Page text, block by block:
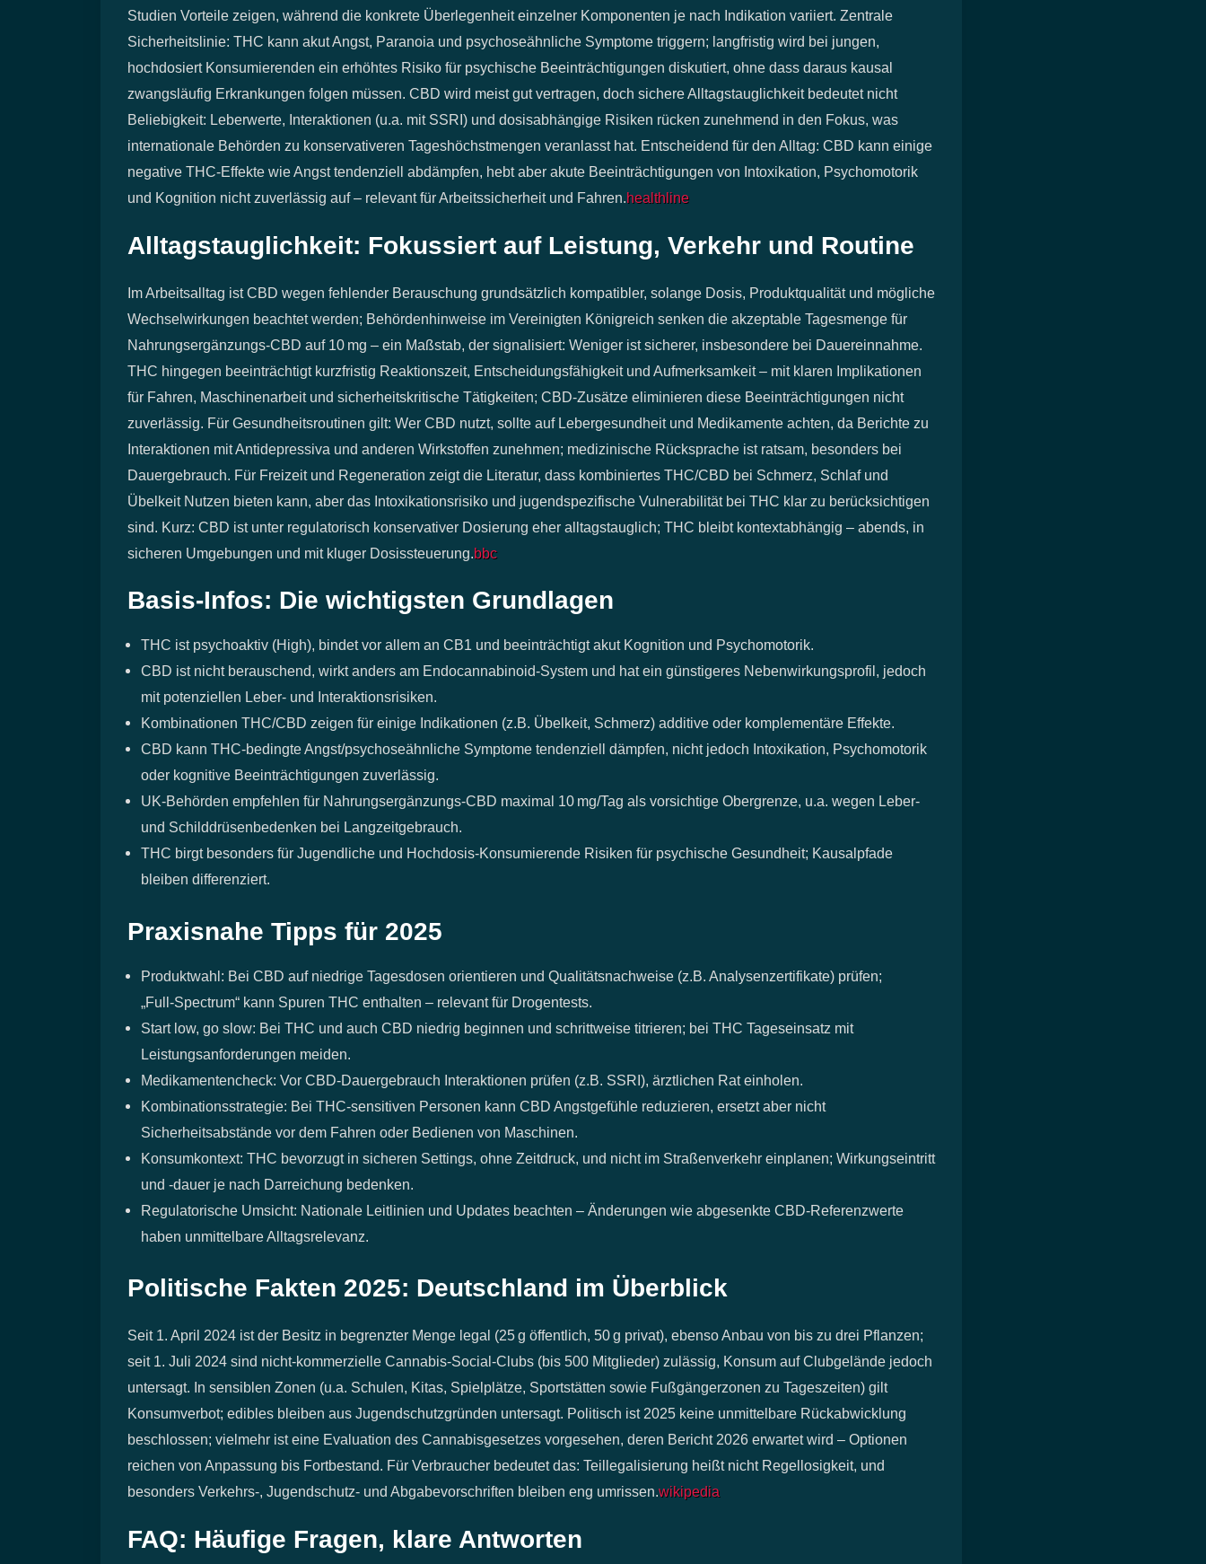
Studien Vorteile zeigen, während die konkrete Überlegenheit einzelner Komponenten je nach Indikation variiert. Zentrale
Sicherheitslinie: THC kann akut Angst, Paranoia und psychoseähnliche Symptome triggern; langfristig wird bei jungen,
hochdosiert Konsumierenden ein erhöhtes Risiko für psychische Beeinträchtigungen diskutiert, ohne dass daraus kausal
zwangsläufig Erkrankungen folgen müssen. CBD wird meist gut vertragen, doch sichere Alltagstauglichkeit bedeutet nicht
Beliebigkeit: Leberwerte, Interaktionen (u.a. mit SSRI) und dosisabhängige Risiken rücken zunehmend in den Fokus, was
internationale Behörden zu konservativeren Tageshöchstmengen veranlasst hat. Entscheidend für den Alltag: CBD kann einige
negative THC‑Effekte wie Angst tendenziell abdämpfen, hebt aber akute Beeinträchtigungen von Intoxikation, Psychomotorik
und Kognition nicht zuverlässig auf – relevant für Arbeitssicherheit und Fahren.healthline
Alltagstauglichkeit: Fokussiert auf Leistung, Verkehr und Routine
Im Arbeitsalltag ist CBD wegen fehlender Berauschung grundsätzlich kompatibler, solange Dosis, Produktqualität und mögliche
Wechselwirkungen beachtet werden; Behördenhinweise im Vereinigten Königreich senken die akzeptable Tagesmenge für
Nahrungsergänzungs‑CBD auf 10 mg – ein Maßstab, der signalisiert: Weniger ist sicherer, insbesondere bei Dauereinnahme.
THC hingegen beeinträchtigt kurzfristig Reaktionszeit, Entscheidungsfähigkeit und Aufmerksamkeit – mit klaren Implikationen
für Fahren, Maschinenarbeit und sicherheitskritische Tätigkeiten; CBD‑Zusätze eliminieren diese Beeinträchtigungen nicht
zuverlässig. Für Gesundheitsroutinen gilt: Wer CBD nutzt, sollte auf Lebergesundheit und Medikamente achten, da Berichte zu
Interaktionen mit Antidepressiva und anderen Wirkstoffen zunehmen; medizinische Rücksprache ist ratsam, besonders bei
Dauergebrauch. Für Freizeit und Regeneration zeigt die Literatur, dass kombiniertes THC/CBD bei Schmerz, Schlaf und
Übelkeit Nutzen bieten kann, aber das Intoxikationsrisiko und jugendspezifische Vulnerabilität bei THC klar zu berücksichtigen
sind. Kurz: CBD ist unter regulatorisch konservativer Dosierung eher alltagstauglich; THC bleibt kontextabhängig – abends, in
sicheren Umgebungen und mit kluger Dosissteuerung. bbc
Basis-Infos: Die wichtigsten Grundlagen
THC ist psychoaktiv (High), bindet vor allem an CB1 und beeinträchtigt akut Kognition und Psychomotorik.
CBD ist nicht berauschend, wirkt anders am Endocannabinoid‑System und hat ein günstigeres Nebenwirkungsprofil, jedoch
mit potenziellen Leber‑ und Interaktionsrisiken.
Kombinationen THC/CBD zeigen für einige Indikationen (z.B. Übelkeit, Schmerz) additive oder komplementäre Effekte.
CBD kann THC‑bedingte Angst/psychoseähnliche Symptome tendenziell dämpfen, nicht jedoch Intoxikation, Psychomotorik
oder kognitive Beeinträchtigungen zuverlässig.
UK‑Behörden empfehlen für Nahrungsergänzungs‑CBD maximal 10 mg/Tag als vorsichtige Obergrenze, u.a. wegen Leber‑
und Schilddrüsenbedenken bei Langzeitgebrauch.
THC birgt besonders für Jugendliche und Hochdosis‑Konsumierende Risiken für psychische Gesundheit; Kausalpfade
bleiben differenziert.
Praxisnahe Tipps für 2025
Produktwahl: Bei CBD auf niedrige Tagesdosen orientieren und Qualitätsnachweise (z.B. Analysenzertifikate) prüfen;
„Full‑Spectrum“ kann Spuren THC enthalten – relevant für Drogentests.
Start low, go slow: Bei THC und auch CBD niedrig beginnen und schrittweise titrieren; bei THC Tageseinsatz mit
Leistungsanforderungen meiden.
Medikamentencheck: Vor CBD‑Dauergebrauch Interaktionen prüfen (z.B. SSRI), ärztlichen Rat einholen.
Kombinationsstrategie: Bei THC‑sensitiven Personen kann CBD Angstgefühle reduzieren, ersetzt aber nicht
Sicherheitsabstände vor dem Fahren oder Bedienen von Maschinen.
Konsumkontext: THC bevorzugt in sicheren Settings, ohne Zeitdruck, und nicht im Straßenverkehr einplanen; Wirkungseintritt
und -dauer je nach Darreichung bedenken.
Regulatorische Umsicht: Nationale Leitlinien und Updates beachten – Änderungen wie abgesenkte CBD‑Referenzwerte
haben unmittelbare Alltagsrelevanz.
Politische Fakten 2025: Deutschland im Überblick
Seit 1. April 2024 ist der Besitz in begrenzter Menge legal (25 g öffentlich, 50 g privat), ebenso Anbau von bis zu drei Pflanzen;
seit 1. Juli 2024 sind nicht‑kommerzielle Cannabis‑Social‑Clubs (bis 500 Mitglieder) zulässig, Konsum auf Clubgelände jedoch
untersagt. In sensiblen Zonen (u.a. Schulen, Kitas, Spielplätze, Sportstätten sowie Fußgängerzonen zu Tageszeiten) gilt
Konsumverbot; edibles bleiben aus Jugendschutzgründen untersagt. Politisch ist 2025 keine unmittelbare Rückabwicklung
beschlossen; vielmehr ist eine Evaluation des Cannabisgesetzes vorgesehen, deren Bericht 2026 erwartet wird – Optionen
reichen von Anpassung bis Fortbestand. Für Verbraucher bedeutet das: Teillegalisierung heißt nicht Regellosigkeit, und
besonders Verkehrs‑, Jugendschutz‑ und Abgabevorschriften bleiben eng umrissen.wikipedia
FAQ: Häufige Fragen, klare Antworten